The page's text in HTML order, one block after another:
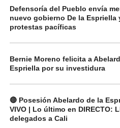
Defensoría del Pueblo envía
nuevo gobierno De la Espriella
protestas pacíficas
Bernie Moreno felicita a
Espriella por su investidura
🔴 Posesión Abelardo de la
VIVO | Lo último en DIRECTO:
delegados a Cali